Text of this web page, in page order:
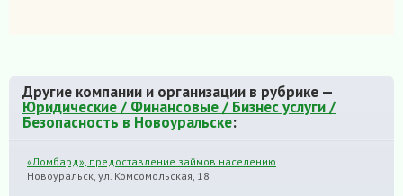
Другие компании и организации в рубрике —
Юридические / Финансовые / Бизнес услуги /
Безопасность в Новоуральске:
«Ломбард», предоставление займов населению
Новоуральск, ул. Комсомольская, 18